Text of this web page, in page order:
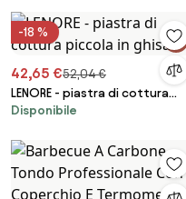
-18 %
42,65 €52,04 €
LENORE - piastra di cottura
piccola in ghisa
Disponibile